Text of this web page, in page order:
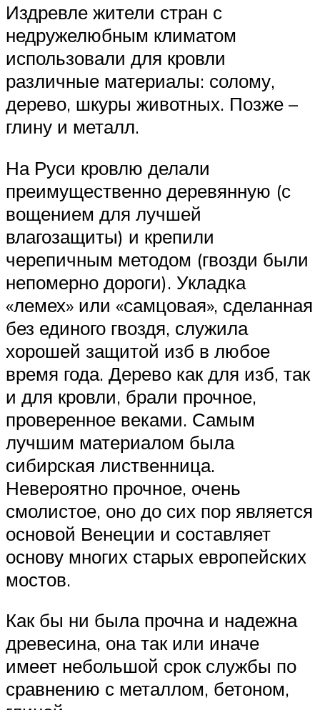
Издревле жители стран с
недружелюбным климатом
использовали для кровли
различные материалы: солому,
дерево, шкуры животных. Позже –
глину и металл.
На Руси кровлю делали
преимущественно деревянную (с
вощением для лучшей
влагозащиты) и крепили
черепичным методом (гвозди были
непомерно дороги). Укладка
«лемех» или «самцовая», сделанная
без единого гвоздя, служила
хорошей защитой изб в любое
время года. Дерево как для изб, так
и для кровли, брали прочное,
проверенное веками. Самым
лучшим материалом была
сибирская лиственница.
Невероятно прочное, очень
смолистое, оно до сих пор является
основой Венеции и составляет
основу многих старых европейских
мостов.
Как бы ни была прочна и надежна
древесина, она так или иначе
имеет небольшой срок службы по
сравнению с металлом, бетоном,